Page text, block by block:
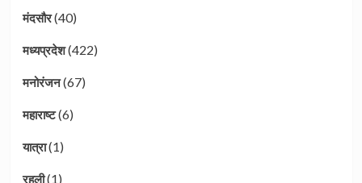
मंदसौर(40)
मध्यप्रदेश(422)
मनोरंजन(67)
महाराष्ट(6)
यात्रा(1)
रहली(1)